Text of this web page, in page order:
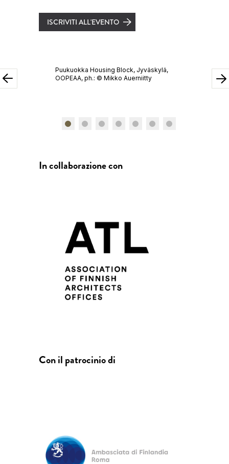
ISCRIVITI ALL'EVENTO
Puukuokka Housing Block, Jyväskylä,
OOPEAA, ph.: © Mikko Auerniitty
ph.:
In collaborazione con
Con il patrocinio di